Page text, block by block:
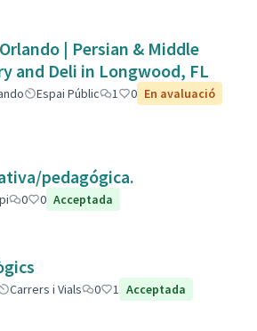
| Persian & Middle
and Deli in Longwood, FL
Espai Públic 1 0 En avaluació
pedagógica.
0 0 Acceptada
Carrers i Vials 0 1 Acceptada